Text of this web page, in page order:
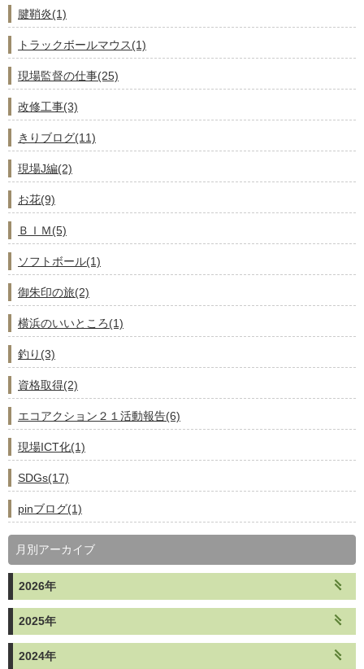
腱鞘炎(1)
トラックボールマウス(1)
現場監督の仕事(25)
改修工事(3)
きりブログ(11)
現場J編(2)
お花(9)
ＢＩＭ(5)
ソフトボール(1)
御朱印の旅(2)
横浜のいいところ(1)
釣り(3)
資格取得(2)
エコアクション２１活動報告(6)
現場ICT化(1)
SDGs(17)
pinブログ(1)
月別アーカイブ
2026年
2025年
2024年